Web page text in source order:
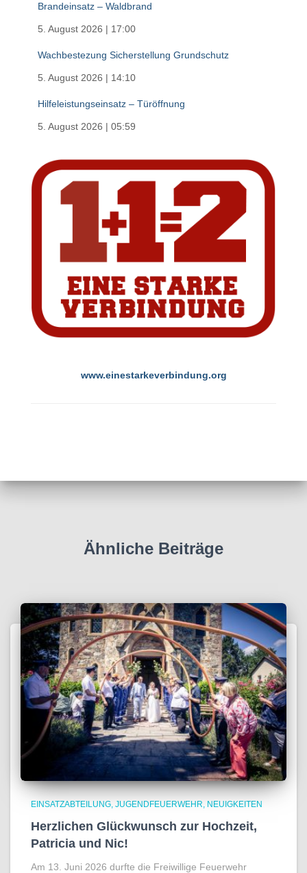
Brandeinsatz – Waldbrand
5. August 2026 | 17:00
Wachbestezung Sicherstellung Grundschutz
5. August 2026 | 14:10
Hilfeleistungseinsatz – Türöffnung
5. August 2026 | 05:59
www.einestarkeverbindung.org
Ähnliche Beiträge
EINSATZABTEILUNG JUGENDFEUERWEHR NEUIGKEITEN
Herzlichen Glückwunsch zur Hochzeit,
Patricia und Nic!
Am 13. Juni 2026 durfte die Freiwillige Feuerwehr